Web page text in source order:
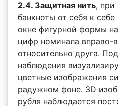
2.4. Защитная нить, при
банкноты от себя к
окне фигурной формы
цифр номинала вправо-
относительно друга.
наблюдения
цветные изображения
радужном фоне. 3D
рубля наблюдается